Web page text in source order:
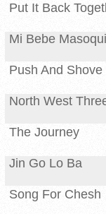
Put It Back
Mi Bebe
Push And Shove
North West
The Journey
Jin Go Lo Ba
Song For Chesh